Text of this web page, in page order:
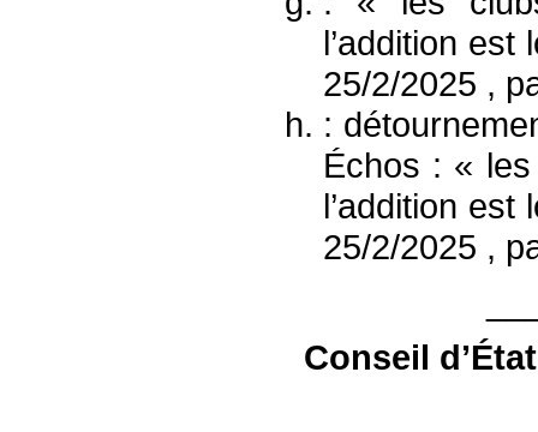
l’addition
25/2/2025 ,
:
Échos : «
l’addition
25/2/2025 ,
Conseil